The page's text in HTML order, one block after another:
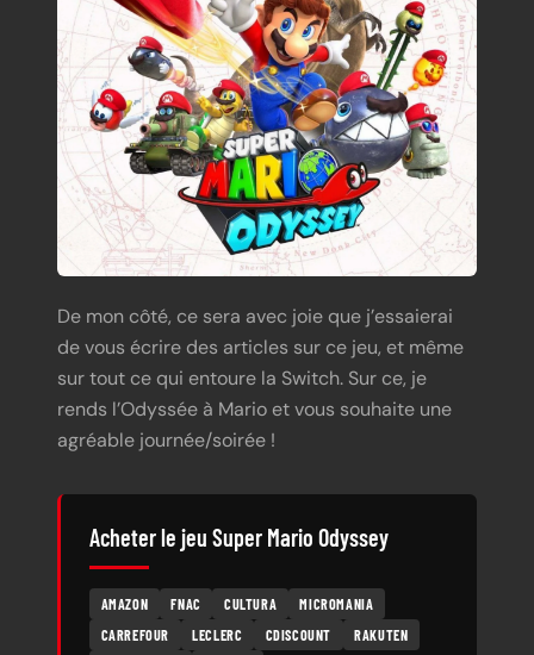
De mon côté, ce sera avec joie que j’essaierai
de vous écrire des articles sur ce jeu, et même
sur tout ce qui entoure la Switch. Sur ce, je
rends l’Odyssée à Mario et vous souhaite une
agréable journée/soirée !
Acheter le jeu Super Mario Odyssey
AMAZON FNAC CULTURA
MICROMANIA
CARREFOUR
LECLERC CDISCOUNT
RAKUTEN